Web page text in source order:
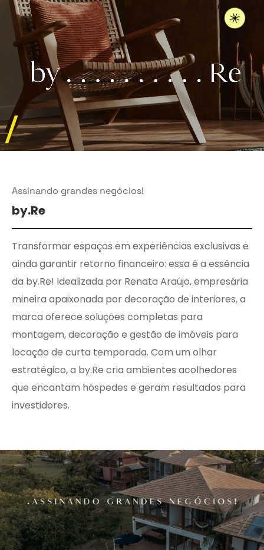
/
Assinando grandes negócios!
by.Re
Transformar espaços em experiências exclusivas e
ainda garantir retorno financeiro: essa é a essência
da by.Re! Idealizada por Renata Araújo, empresária
mineira apaixonada por decoração de interiores, a
marca oferece soluções completas para
montagem, decoração e gestão de imóveis para
locação de curta temporada. Com um olhar
estratégico, a by.Re cria ambientes acolhedores
que encantam hóspedes e geram resultados para
investidores.